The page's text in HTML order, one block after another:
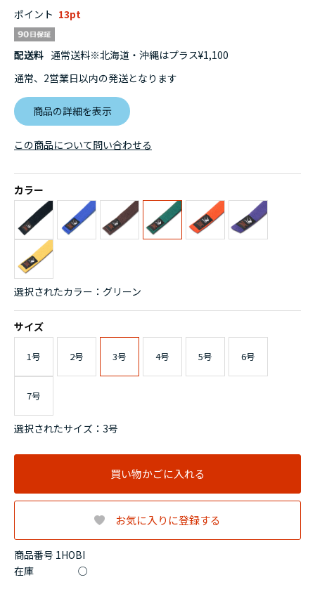
商品番号 1HOBI
ポイント 13
在庫 ○
配送料 通常送料※北海道・沖縄はプラス¥1,100
通常、2営業日以内の発送となります
商品の詳細を表示
カラー
選択されたカラー：グリーン
サイズ
1号 2号 3号 4号 5号 6号
7号
選択されたサイズ：3号
買い物かごに入れる
お気に入りに登録する
この商品について問い合わせる